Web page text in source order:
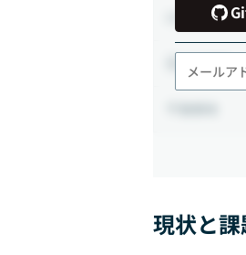
雇用形態
出社頻度
現状と